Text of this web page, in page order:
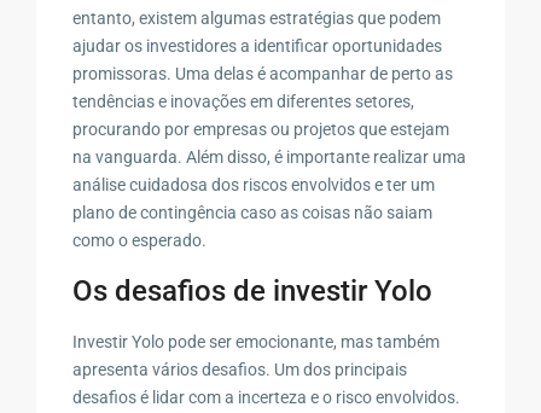
entanto, existem algumas estratégias que podem
ajudar os investidores a identificar oportunidades
promissoras. Uma delas é acompanhar de perto as
tendências e inovações em diferentes setores,
procurando por empresas ou projetos que estejam
na vanguarda. Além disso, é importante realizar uma
análise cuidadosa dos riscos envolvidos e ter um
plano de contingência caso as coisas não saiam
como o esperado.
Os desafios de investir Yolo
Investir Yolo pode ser emocionante, mas também
apresenta vários desafios. Um dos principais
desafios é lidar com a incerteza e o risco envolvidos.